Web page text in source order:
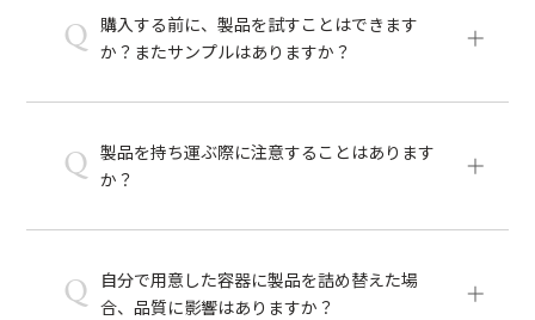
Q 購入する前に、製品を試すことはできます
か？またサンプルはありますか？
Q 製品を持ち運ぶ際に注意することはあります
か？
Q
自分で用意した容器に製品を詰め替えた場
合、品質に影響はありますか？